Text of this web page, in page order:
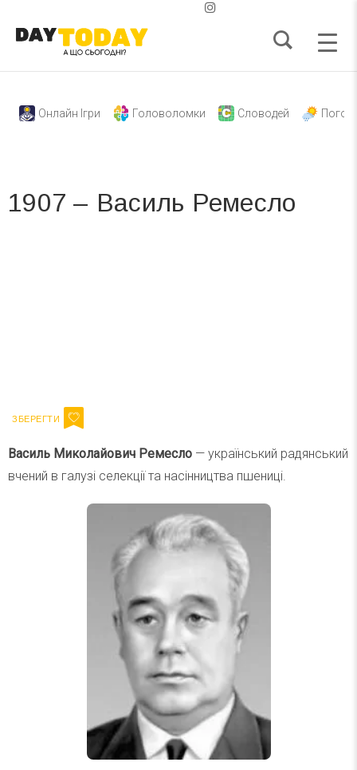
Онлайн Ігри Головоломки Словодей
1907 – Василь Ремесло
Василь Миколайович Ремесло — український радянський
вчений в галузі селекції та насінництва пшениці.